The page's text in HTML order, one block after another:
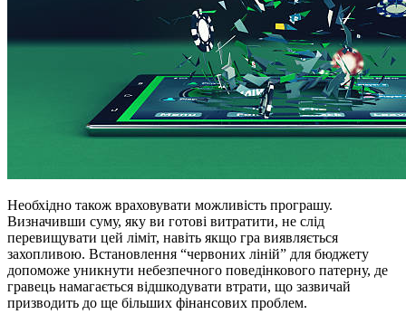
Необхідно також враховувати можливість програшу.
Визначивши суму, яку ви готові витратити, не слід
перевищувати цей ліміт, навіть якщо гра виявляється
захопливою. Встановлення “червоних ліній” для бюджету
допоможе уникнути небезпечного поведінкового патерну, де
гравець намагається відшкодувати втрати, що зазвичай
призводить до ще більших фінансових проблем.